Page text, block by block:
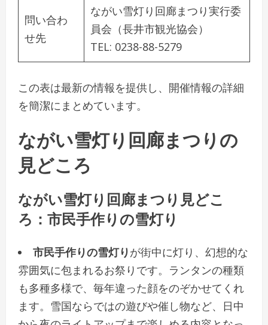
問い合わ
せ先
ながい雪灯り回廊まつり実行委
員会（長井市観光協会）
TEL: 0238-88-5279
この表は最新の情報を提供し、開催情報の詳細
を簡潔にまとめています。
ながい雪灯り回廊まつりの
見どころ
ながい雪灯り回廊まつり見どこ
ろ：市民手作りの雪灯り
市民手作りの雪灯りが街中に灯り、幻想的な
雰囲気に包まれるお祭りです。ランタンの種類
も多種多様で、毎年違った顔をのぞかせてくれ
ます。雪国ならではの遊びや催し物など、日中